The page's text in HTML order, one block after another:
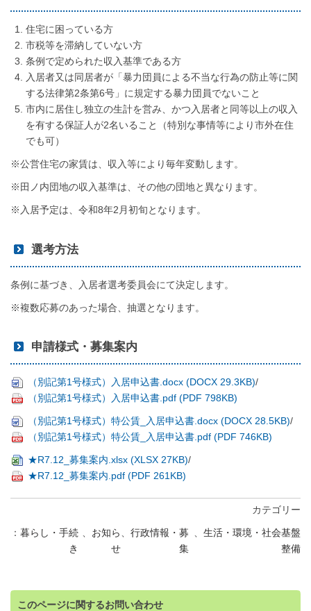
住宅に困っている方
市税等を滞納していない方
条例で定められた収入基準である方
入居者又は同居者が「暴力団員による不当な行為の防止等に関
する法律第2条第6号」に規定する暴力団員でないこと
市内に居住し独立の生計を営み、かつ入居者と同等以上の収入
を有する保証人が2名いること（特別な事情等により市外在住
でも可）
※公営住宅の家賃は、収入等により毎年変動します。
※田ノ内団地の収入基準は、その他の団地と異なります。
※入居予定は、令和8年2月初旬となります。
選考方法
条例に基づき、入居者選考委員会にて決定します。
※複数応募のあった場合、抽選となります。
申請様式・募集案内
（別記第1号様式）入居申込書.docx (DOCX 29.3KB)/
（別記第1号様式）入居申込書.pdf (PDF 798KB)
（別記第1号様式）特公賃_入居申込書.docx (DOCX 28.5KB)/
（別記第1号様式）特公賃_入居申込書.pdf (PDF 746KB)
★R7.12_募集案内.xlsx (XLSX 27KB)/
★R7.12_募集案内.pdf (PDF 261KB)
カテゴリー
暮らし・手続
き
、 お知ら
せ
、 行政情報・募
集
、 生活・環境・社会基盤
整備
このページに関するお問い合わせ